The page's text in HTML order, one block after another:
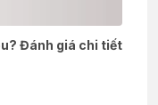
Đánh giá chi tiết